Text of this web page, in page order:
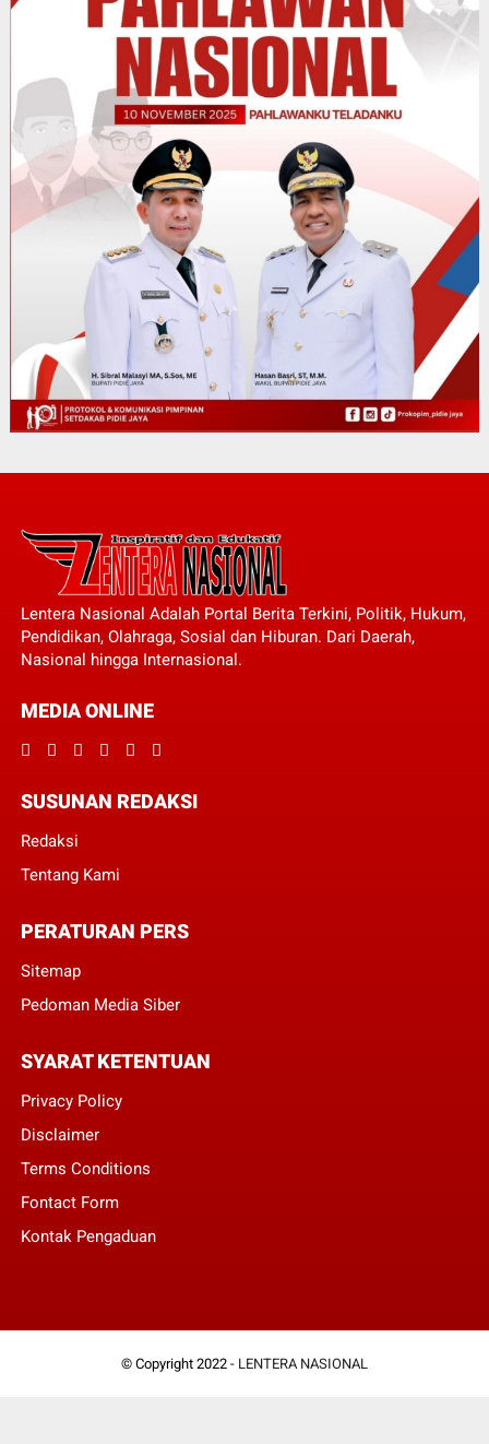
Lentera Nasional Adalah Portal Berita Terkini, Politik, Hukum,
Pendidikan, Olahraga, Sosial dan Hiburan. Dari Daerah,
Nasional hingga Internasional.
MEDIA ONLINE
SUSUNAN REDAKSI
Redaksi
Tentang Kami
PERATURAN PERS
Sitemap
Pedoman Media Siber
SYARAT KETENTUAN
Privacy Policy
Disclaimer
Terms Conditions
Fontact Form
Kontak Pengaduan
© Copyright 2022 - LENTERA NASIONAL